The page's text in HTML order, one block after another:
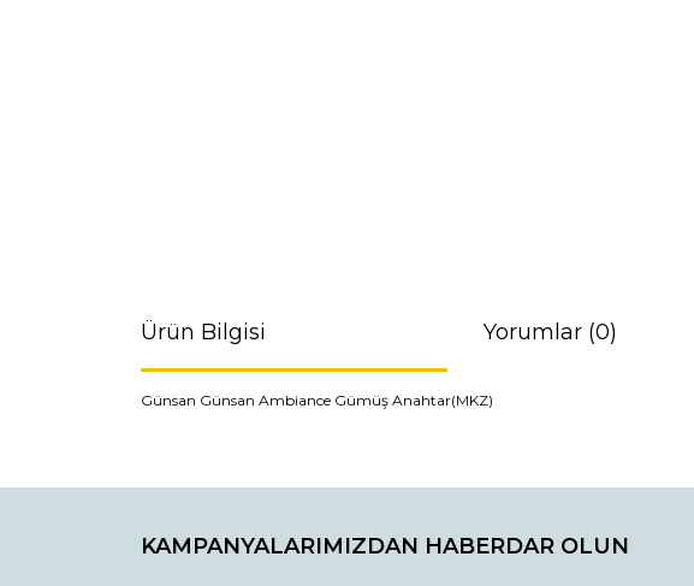
Ürün Bilgisi Yorumlar (0)
Günsan Günsan Ambiance Gümüş Anahtar(MKZ)
Görüş ve önerileriniz için teşekkür ederiz.
Ürün resmi kalitesiz, bozuk veya görüntülenemiyor.
KAMPANYALARIMIZDAN HABERDAR OLUN